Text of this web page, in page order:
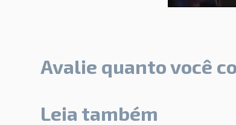
Avalie quanto você
Leia também